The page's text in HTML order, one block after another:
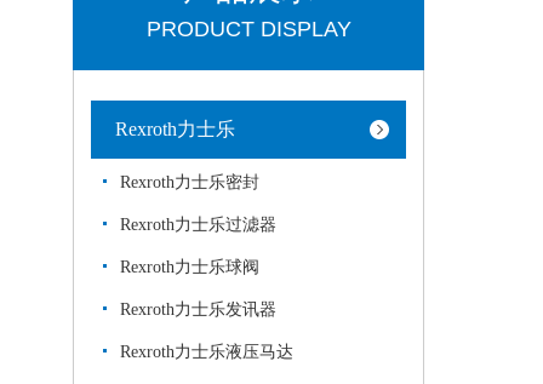
PRODUCT DISPLAY
Rexroth力士乐
Rexroth力士乐密封
Rexroth力士乐过滤器
Rexroth力士乐球阀
Rexroth力士乐发讯器
Rexroth力士乐液压马达